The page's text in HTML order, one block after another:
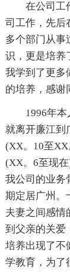
在公司工
司工作，先后
多个部门从事
识，更是培养
我学到了更多
的培养，感谢
1996年
就离开廉江到
(XX。10至
(XX。6至现
我公司的业务
期定居广州。
夫妻之间感情
到父亲的关爱
培养出现了不
学教育，为了